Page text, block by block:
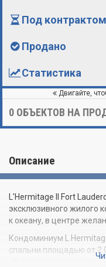
Под
Продано
Статистика
Двигайте,
0 ОБЪЕКТОВ НА
Описание
L'Hermitage II Fort
эксклюзивного жилого
к океану, в центре
Кондоминиум L
спальни площадью от 2
обширными террасами